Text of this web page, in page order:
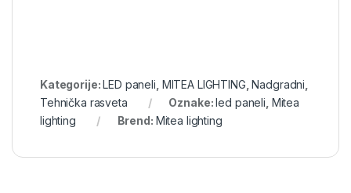
Kategorije:LED paneli MITEA LIGHTING ,Nadgradni
Tehnička rasveta
Oznake:led paneli Mitea
lighting
Brend: Mitea lighting